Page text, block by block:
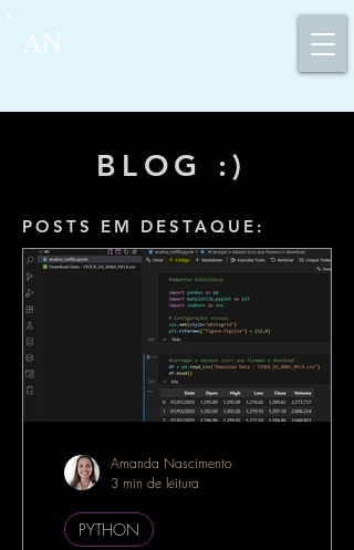
AN
BLOG :)
POSTS EM DESTAQUE:
PYTHON
Amanda Nascimento
3 min de leitura